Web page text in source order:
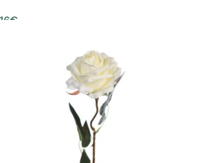
€